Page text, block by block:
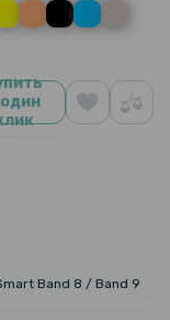
Band 8 / Band 9